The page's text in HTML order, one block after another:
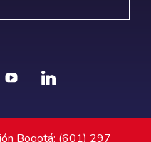
Bogotá: (601) 297